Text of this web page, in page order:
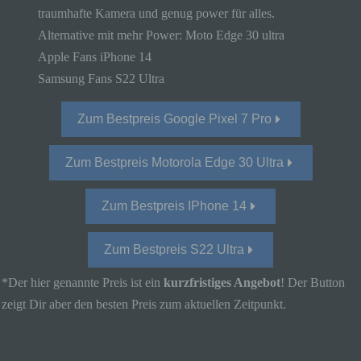
traumhafte Kamera und genug power für alles.
Alternative mit mehr Power: Moto Edge 30 ultra
Apple Fans iPhone 14
Samsung Fans S22 Ultra
Zum Bestpreis Google Pixel 7 Pro
Zum Bestpreis Motorola Edge 30 Ultra
Zum Bestpreis IPhone 14
Zum Bestpreis S22 Ultra
*Der hier genannte Preis ist ein kurzfristiges Angebot! Der Button
zeigt Dir aber den besten Preis zum aktuellen Zeitpunkt.
über einen Internetbrowser auf einem
werden. Sie können die Verwendung von Cookies,
LocalStorage und SessionStorage durch
entsprechende Einstellung in Ihrem Browser
Zahlreiche Internetseiten und Server verwenden
Cookies. Viele Cookies enthalten eine sogenannte
Cookie-ID. Eine Cookie-ID ist eine eindeutige
Zeichenfolge, durch welche Internetseiten und
Server dem konkreten Internetbrowser zugeordnet
werden können, in dem das Cookie gespeichert
Internetseiten und Servern, den individuellen
Browser der betroffenen Person von anderen
Internetbrowsern, die andere Cookies enthalten,
zu unterscheiden. Ein bestimmter Internetbrowser